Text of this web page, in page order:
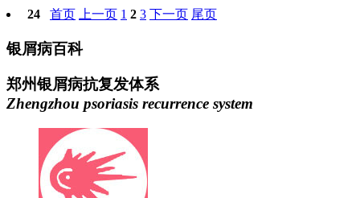
24 首页 上一页 1 2 3 下一页 尾页
银屑病百科
郑州银屑病抗复发体系
Zhengzhou psoriasis recurrence system